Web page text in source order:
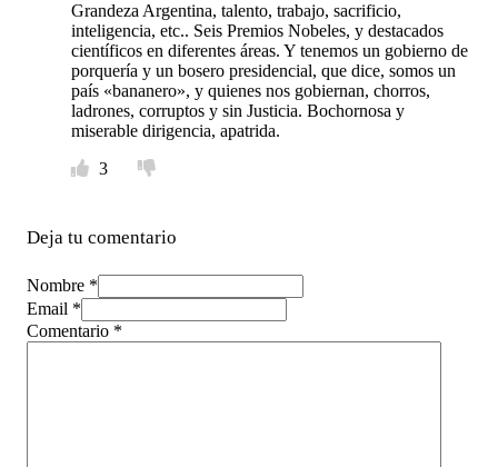
Grandeza Argentina, talento, trabajo, sacrificio,
inteligencia, etc.. Seis Premios Nobeles, y destacados
científicos en diferentes áreas. Y tenemos un gobierno de
porquería y un bosero presidencial, que dice, somos un
país «bananero», y quienes nos gobiernan, chorros,
ladrones, corruptos y sin Justicia. Bochornosa y
miserable dirigencia, apatrida.
3
Deja tu comentario
Nombre *
Email *
Comentario *